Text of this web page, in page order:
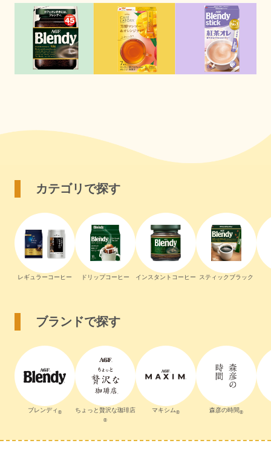
カテゴリで探す
レギュラーコーヒー ドリップコーヒー インスタントコーヒー スティックブラック
ブランドで探す
ブレンディ ® ちょっと贅沢な珈琲店
®
マキシム® 森彦の時間®